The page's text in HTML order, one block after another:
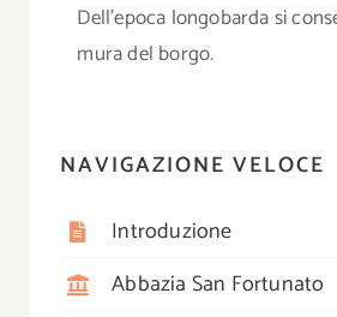
Dell’epoca longobarda si
mura del borgo.
NAVIGAZIONE VELOCE
Introduzione
Abbazia San Fortunato